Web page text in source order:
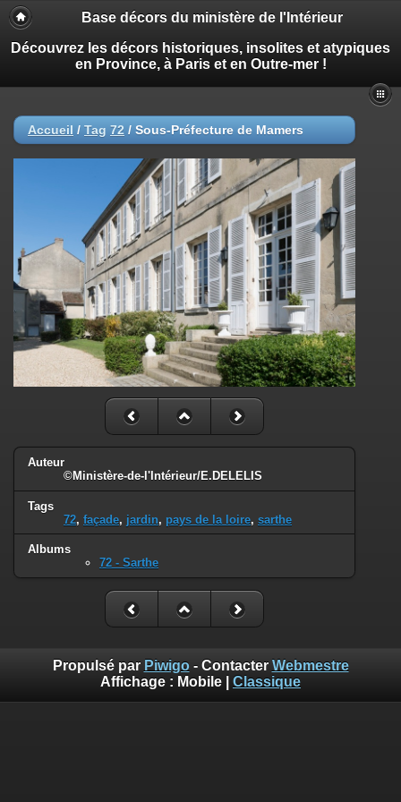
Base décors du ministère de l'Intérieur
Découvrez les décors historiques, insolites et atypiques
en Province, à Paris et en Outre-mer !
Accueil / Tag 72 / Sous-Préfecture de Mamers
Auteur
©Ministère-de-l'Intérieur/E.DELELIS
Tags
72, façade, jardin, pays de la loire, sarthe
Albums
72 - Sarthe
Propulsé par Piwigo- Contacter Webmestre
Affichage : Mobile Classique